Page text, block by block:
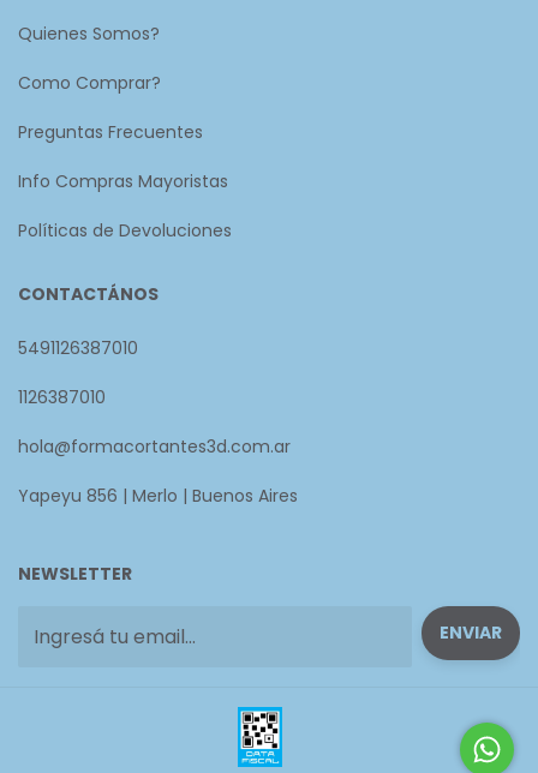
Quienes Somos?
Como Comprar?
Preguntas Frecuentes
Info Compras Mayoristas
Políticas de Devoluciones
CONTACTÁNOS
5491126387010
1126387010
hola@formacortantes3d.com.ar
Yapeyu 856 | Merlo | Buenos Aires
NEWSLETTER